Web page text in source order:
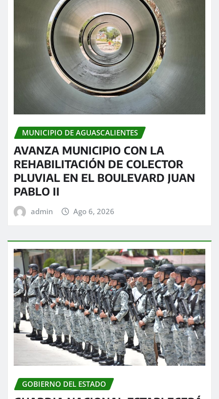
MUNICIPIO DE AGUASCALIENTES
AVANZA MUNICIPIO CON LA
REHABILITACIÓN DE COLECTOR
PLUVIAL EN EL BOULEVARD JUAN
PABLO II
admin Ago 6, 2026
GOBIERNO DEL ESTADO